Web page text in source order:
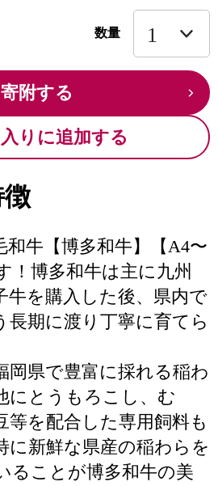
数量
寄附する
りに追加する
和牛【博多和牛】【A4〜
！博多和牛は主に九州
牛を購入した後、県内で
長期に渡り丁寧に育てら
岡県で豊富に採れる稲わ
にとうもろこし、む
等を配合した専用飼料も
に新鮮な県産の稲わらを
ることが博多和牛の美